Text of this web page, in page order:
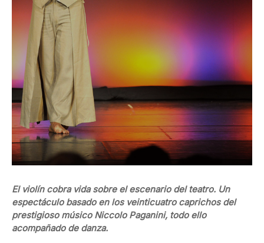
El violín cobra vida sobre el escenario del teatro. Un
espectáculo basado en los veinticuatro caprichos del
prestigioso músico Niccolo Paganini, todo ello
acompañado de danza.